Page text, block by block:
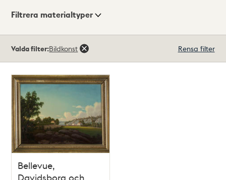
Visningsläge
Filtrera materialtyper
träffar
Valda filter:Bildkonst Rensa filter
Bellevue,
Davidsborg och